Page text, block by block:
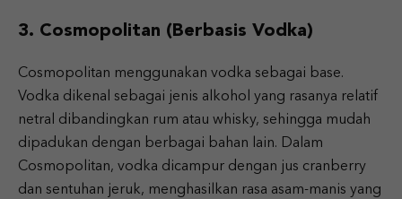
3. Cosmopolitan (Berbasis Vodka)
Cosmopolitan menggunakan vodka sebagai base.
Vodka dikenal sebagai jenis alkohol yang rasanya relatif
netral dibandingkan rum atau whisky, sehingga mudah
dipadukan dengan berbagai bahan lain. Dalam
Cosmopolitan, vodka dicampur dengan jus cranberry
dan sentuhan jeruk, menghasilkan rasa asam-manis yang